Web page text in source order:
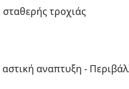
τροχιάς
αναπτυξη -